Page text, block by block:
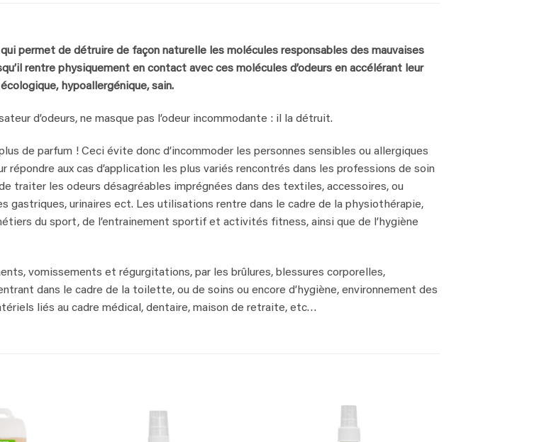
permet de détruire de façon naturelle les molécules responsables des mauvaises
rentre physiquement en contact avec ces molécules d’odeurs en accélérant leur
hypoallergénique, sain.
d’odeurs, ne masque pas l’odeur incommodante : il la détruit.
de parfum ! Ceci évite donc d’incommoder les personnes sensibles ou allergiques
aux cas d’application les plus variés rencontrés dans les professions de soin
traiter les odeurs désagréables imprégnées dans des textiles, accessoires, ou
gastriques, urinaires ect. Les utilisations rentre dans le cadre de la physiothérapie,
du sport, de l’entrainement sportif et activités fitness, ainsi que de l’hygiène
vomissements et régurgitations, par les brûlures, blessures corporelles,
dans le cadre de la toilette, ou de soins ou encore d’hygiène, environnement des
liés au cadre médical, dentaire, maison de retraite, etc…